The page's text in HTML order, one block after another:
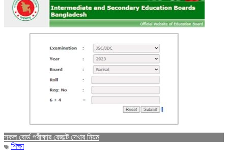
সকল বোর্ড পরীক্ষার রেজাল্ট দেখার নিয়ম
শিক্ষা